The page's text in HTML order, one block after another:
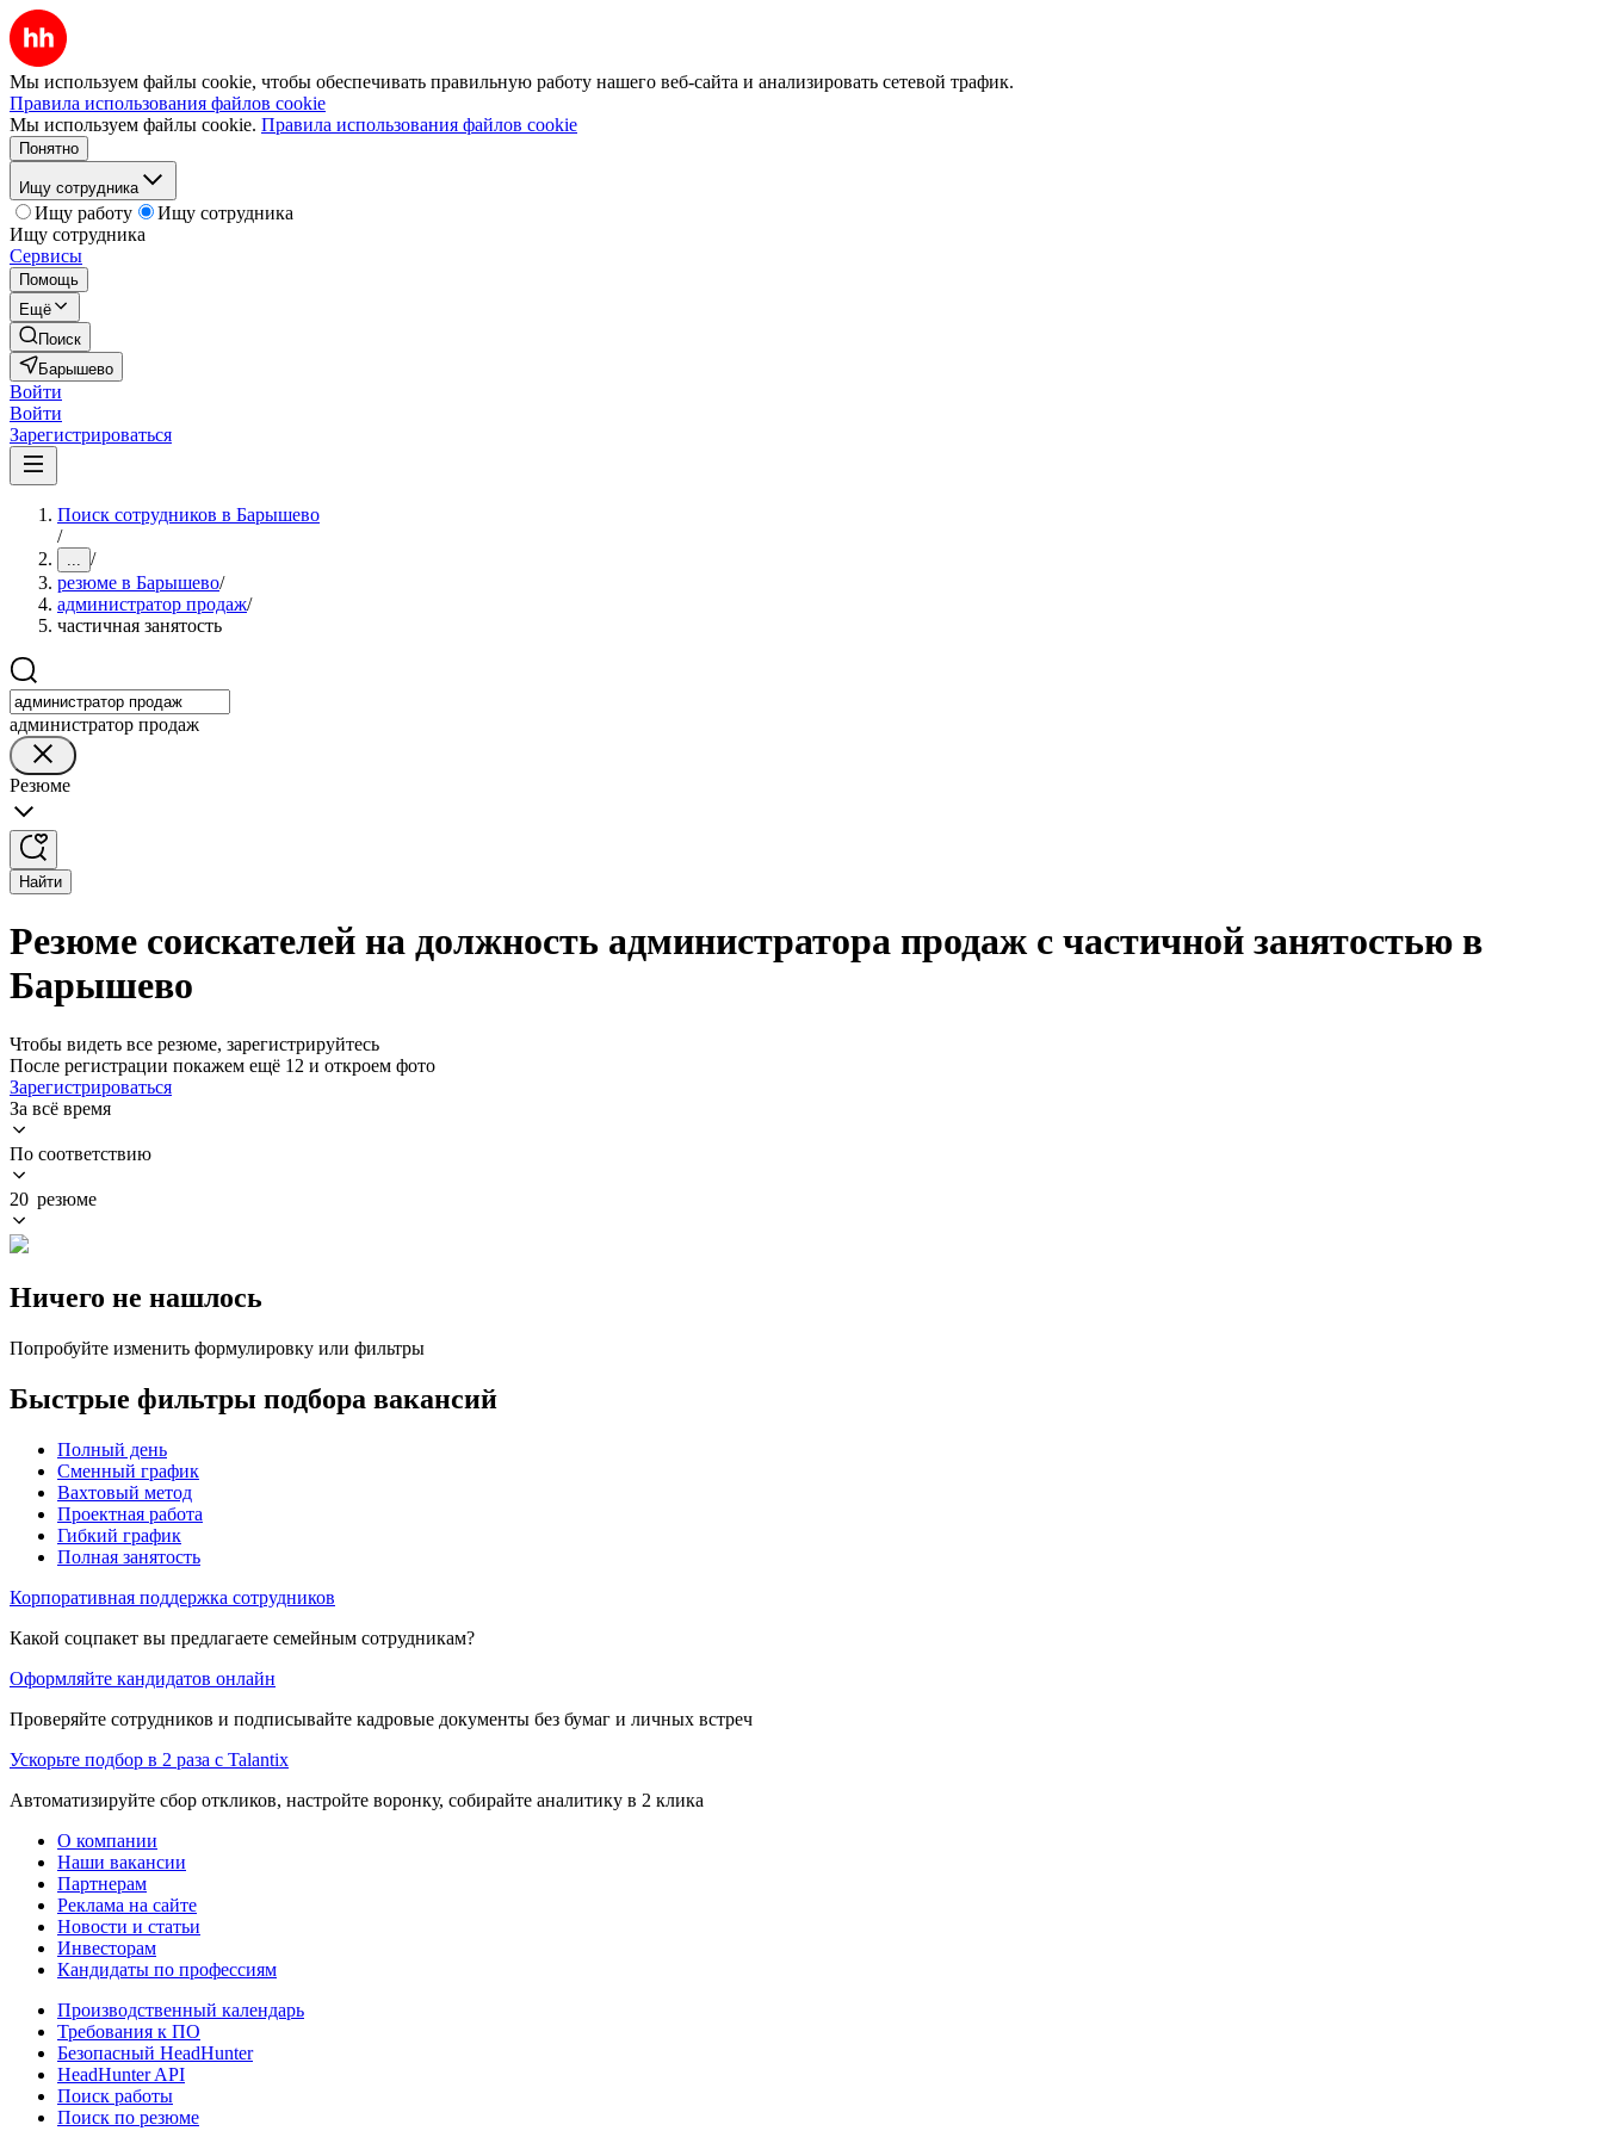
Мы используем файлы cookie, чтобы обеспечивать правильную работу нашего веб-сайта и анализировать сетевой трафик.
Правила использования файлов cookie
Мы используем файлы cookie. Правила использования файлов cookie
Понятно
Ищу сотрудника
Ищу работу
Ищу сотрудника
Ищу сотрудника
Сервисы
Помощь
Ещё
Поиск
Барышево
Войти
Войти
Зарегистрироваться
Поиск сотрудников в Барышево
/
... /
резюме в Барышево/
администратор продаж/
частичная занятость
администратор продаж
Резюме
Найти
Резюме соискателей на должность администратора продаж с частичной занятостью в
Барышево
Чтобы видеть все резюме, зарегистрируйтесь
После регистрации покажем ещё 12 и откроем фото
Зарегистрироваться
За всё время
По соответствию
20 резюме
Ничего не нашлось
Попробуйте изменить формулировку или фильтры
Быстрые фильтры подбора вакансий
Полный день
Сменный график
Вахтовый метод
Проектная работа
Гибкий график
Полная занятость
Корпоративная поддержка сотрудников
Какой соцпакет вы предлагаете семейным сотрудникам?
Оформляйте кандидатов онлайн
Проверяйте сотрудников и подписывайте кадровые документы без бумаг и личных встреч
Ускорьте подбор в 2 раза с Talantix
Автоматизируйте сбор откликов, настройте воронку, собирайте аналитику в 2 клика
О компании
Наши вакансии
Партнерам
Реклама на сайте
Новости и статьи
Инвесторам
Кандидаты по профессиям
Производственный календарь
Требования к ПО
Безопасный HeadHunter
HeadHunter API
Поиск работы
Поиск по резюме